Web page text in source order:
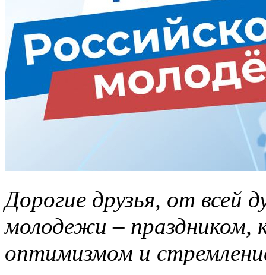
Дорогие друзья, от всей
молодежи – праздником,
оптимизмом и